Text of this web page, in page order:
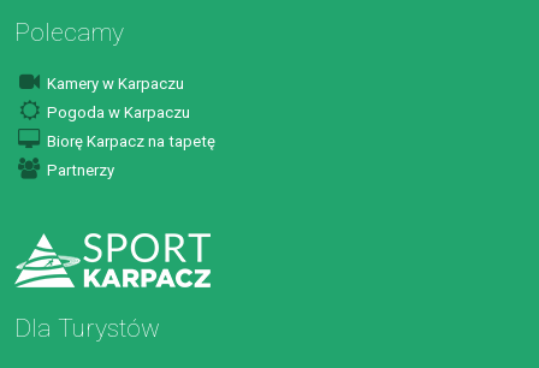
Polecamy
Kamery w Karpaczu
Pogoda w Karpaczu
Biorę Karpacz na tapetę
Partnerzy
Dla Turystów